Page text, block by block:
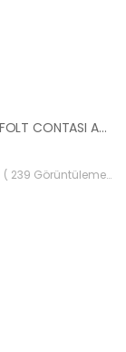
EMME MANİFOLT CONTASI ACCENT/SCOUPE/EXCEL 28411-22010-HMC
( 239 Görüntüleme )